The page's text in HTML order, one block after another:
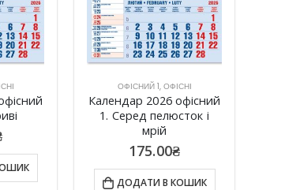
ОФІСНИЙ 1, ОФІСНІ
Календар 2026 офісний
1. Серед пелюсток і
мрій
175.00₴
ДОДАТИ В КОШИК